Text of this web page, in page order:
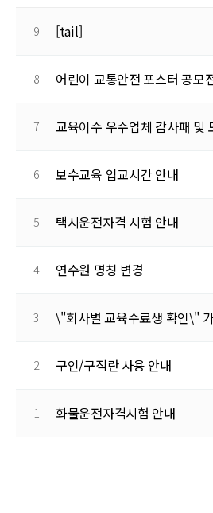
9 [tail]
8 어린이 교통안전 포스터 공모
7 교육이수 우수업체 감사패 및
6 보수교육 입교시간 안내
5 택시운전자격 시험 안내
4 연수원 명칭 변경
3 \"회사별 교육수료생 확인\"
2 구인/구직란 사용 안내
1 화물운전자격시험 안내